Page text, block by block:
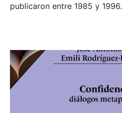
publicaron entre 1985 y 1996.